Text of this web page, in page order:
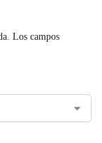
Los campos